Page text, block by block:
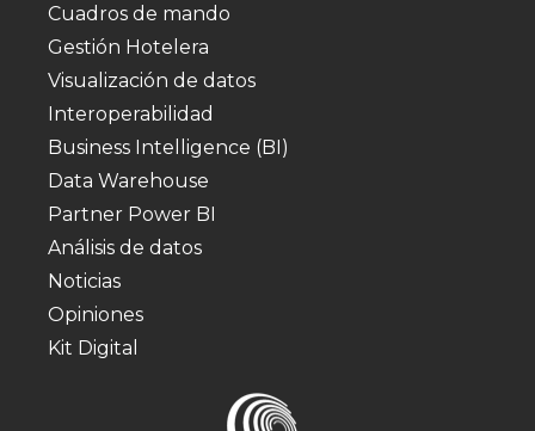
Cuadros de mando
Gestión Hotelera
Visualización de datos
Interoperabilidad
Business Intelligence (BI)
Data Warehouse
Partner Power BI
Análisis de datos
Noticias
Opiniones
Kit Digital